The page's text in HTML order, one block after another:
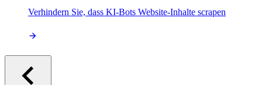
Verhindern Sie, dass KI-Bots Website-Inhalte scrapen